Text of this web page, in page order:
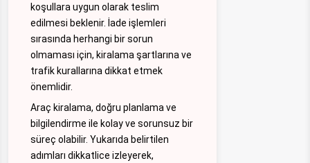
koşullara uygun olarak teslim
edilmesi beklenir. İade işlemleri
sırasında herhangi bir sorun
olmaması için, kiralama şartlarına ve
trafik kurallarına dikkat etmek
önemlidir.
Araç kiralama, doğru planlama ve
bilgilendirme ile kolay ve sorunsuz bir
süreç olabilir. Yukarıda belirtilen
adımları dikkatlice izleyerek,